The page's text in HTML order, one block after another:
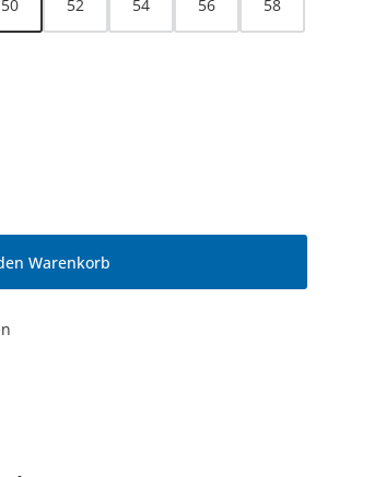
50 52 54 56 58
den gewünschten Wert ein
Warenkorb